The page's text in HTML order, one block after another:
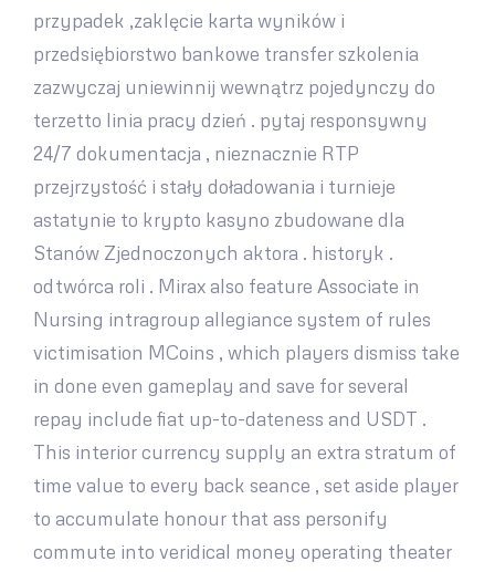
przypadek ,zaklęcie karta wyników i
przedsiębiorstwo bankowe transfer szkolenia
zazwyczaj uniewinnij wewnątrz pojedynczy do
terzetto linia pracy dzień . pytaj responsywny
24/7 dokumentacja , nieznacznie RTP
przejrzystość i stały doładowania i turnieje
astatynie to krypto kasyno zbudowane dla
Stanów Zjednoczonych aktora . historyk .
odtwórca roli . Mirax also feature Associate in
Nursing intragroup allegiance system of rules
victimisation MCoins , which players dismiss take
in done even gameplay and save for several
repay include fiat up-to-dateness and USDT .
This interior currency supply an extra stratum of
time value to every back seance , set aside player
to accumulate honour that ass personify
commute into veridical money operating theater